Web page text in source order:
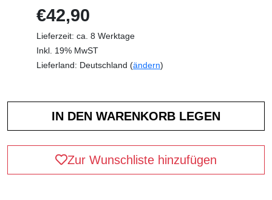
€42,90
Lieferzeit: ca. 8 Werktage
Inkl. 19% MwST
Lieferland: Deutschland (ändern)
Zur Wunschliste hinzufügen